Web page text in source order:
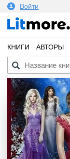
Войти
КНИГИ АВТОРЫ